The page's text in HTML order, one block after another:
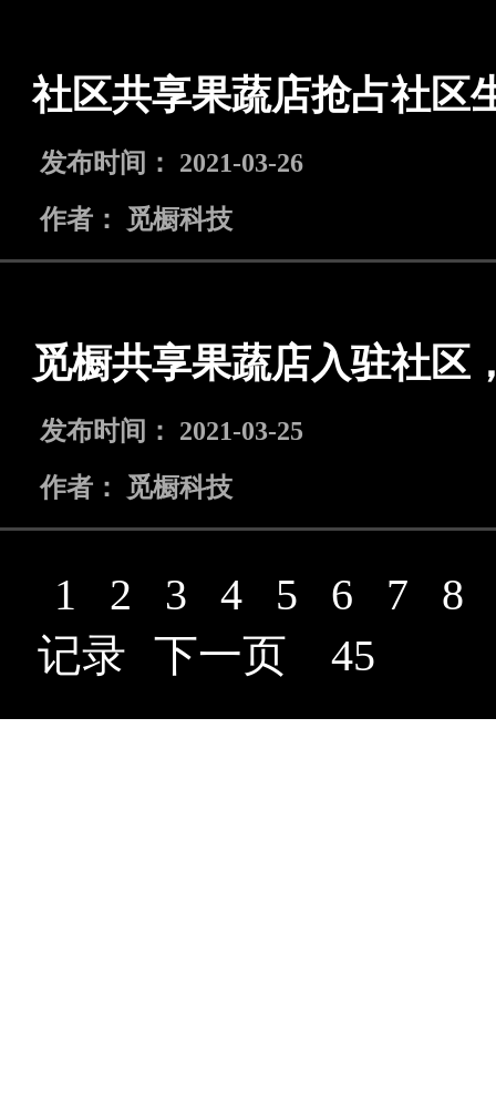
社区共享果蔬店抢占社区
发布时间： 2021-03-26
作者： 觅橱科技
觅橱共享果蔬店入驻社区
发布时间： 2021-03-25
作者： 觅橱科技
1 2 3 4 5 6 7
8
记录 下一页 45